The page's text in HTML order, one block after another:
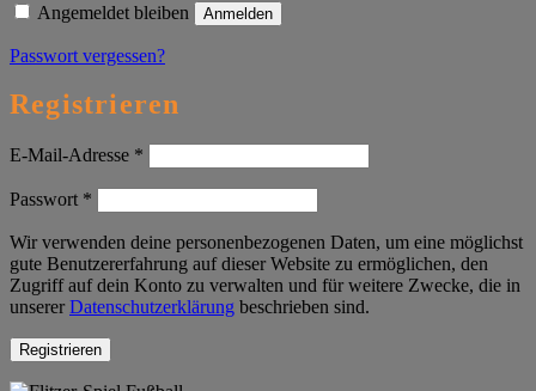
Angemeldet bleiben Anmelden
Passwort vergessen?
Registrieren
E-Mail-Adresse *
Passwort *
Wir verwenden deine personenbezogenen Daten, um eine möglichst
gute Benutzererfahrung auf dieser Website zu ermöglichen, den
Zugriff auf dein Konto zu verwalten und für weitere Zwecke, die in
unserer Datenschutzerklärung beschrieben sind.
Registrieren